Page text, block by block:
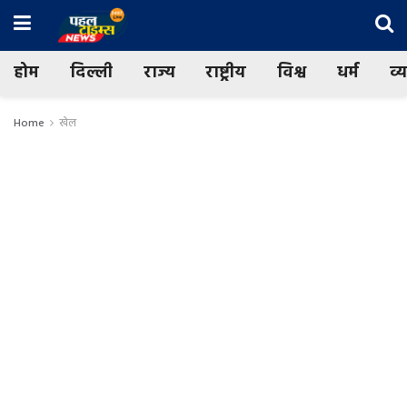
होम दिल्ली राज्य राष्ट्रीय विश्व धर्म
Home खेल